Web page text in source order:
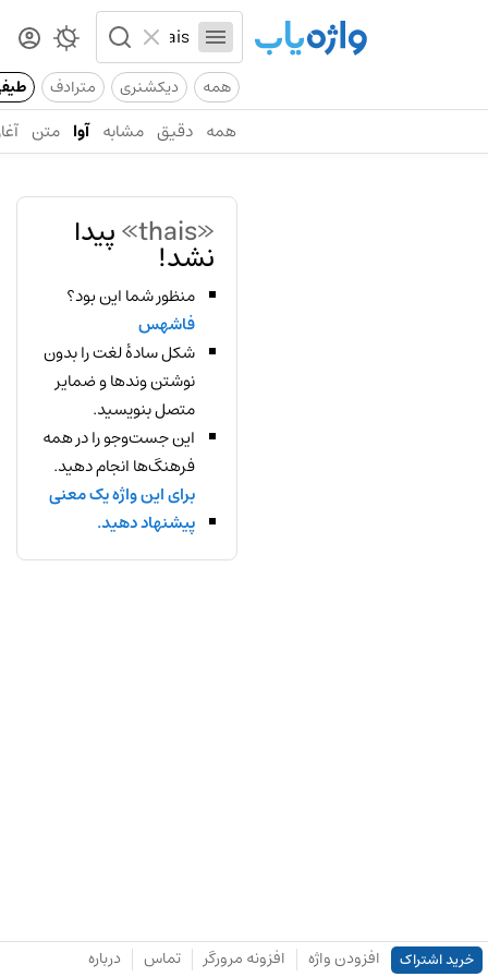
همه دیکشنری مترادف
همه دقیق مشابه آوا متن
«thais» پیدا
نشد!
منظور شما این بود؟
فاشهس
شکل سادهٔ لغت را بدون
نوشتن وندها و ضمایر
متصل بنویسید.
این جست‌وجو را در همه
فرهنگ‌ها انجام دهید.
برای این واژه یک معنی
پیشنهاد دهید.
خرید اشتراک افزودن واژه افزونه مرورگر تماس درباره